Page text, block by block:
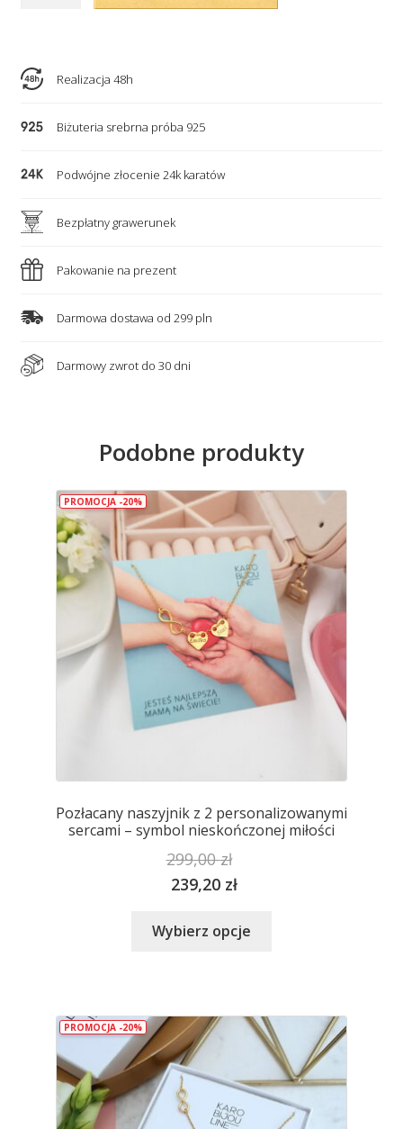
koniczynka
i
który
miesiącowi
Realizacja 48h
Biżuteria srebrna próba 925
Podwójne złocenie 24k karatów
Bezpłatny grawerunek
Pakowanie na prezent
Darmowa dostawa od 299 pln
Darmowy zwrot do 30 dni
Podobne produkty
PROMOCJA -20%
Pozłacany naszyjnik z 2 personalizowanymi
sercami – symbol nieskończonej miłości
299,00zł
239,20 zł
Wybierz opcje
wariantów.
Opcje
można
wybrać
na
stronie
PROMOCJA -20%